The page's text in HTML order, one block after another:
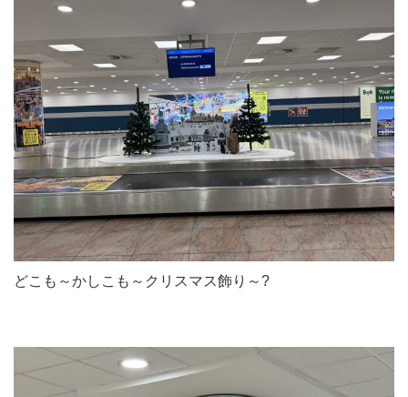
どこも～かしこも～クリスマス飾り～?